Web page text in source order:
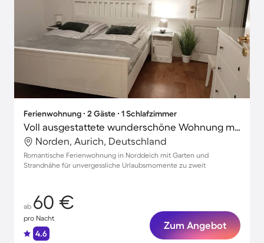
Ferienwohnung ∙ 2 Gäste ∙ 1 Schlafzimmer
Voll ausgestattete wunderschöne Wohnung mit Terrasse und Garten | Gartenblick | Haustiere erlaubt
Norden, Aurich, Deutschland
Romantische Ferienwohnung in Norddeich mit Garten und
Strandnähe für unvergessliche Urlaubsmomente zu zweit
ab 60 €
pro Nacht
4.6
Zum Angebot